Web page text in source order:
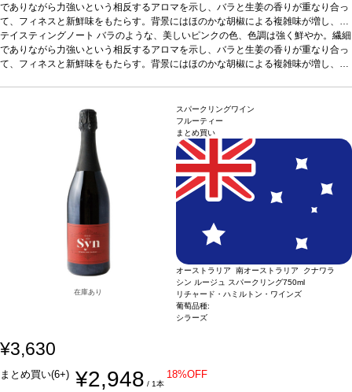
でありながら力強いという相反するアロマを示し、バラと生姜の香りが重なり合っ
て、フィネスと新鮮味をもたらす。背景にはほのかな胡椒による複雑味が増し、嗅
覚を満たす。口に含むと、芳醇な味わい、豊かなアロマがリカーとフレッシュさの
完璧なバランスによって支えられている。花の滑らかな風味はフィニッシュへと続
き、ほのかな胡椒は食事のお供に最適。
合う料理食前酒として。柑橘類や甘酸っぱいエビの前菜、サーモンとタルタルソー
ス、リンゴや卵とアキテーヌのキャビア、甘辛くスパイシーなエビや生魚のアジア
ン料理と好相性。
テイスティングノート バラのような、美しいピンクの色、色調は強く鮮やか。繊細
でありながら力強いという相反するアロマを示し、バラと生姜の香りが重なり合っ
て、フィネスと新鮮味をもたらす。背景にはほのかな胡椒による複雑味が増し、嗅
き、ほのかな胡椒は食事のお供に最適。
グロ・マンサン、コロンバール、ユニ・ブラン
在庫あり
スパークリングワイン
フルーティー
まとめ買い
オーストラリア 南オーストラリア クナワラ
シン ルージュ スパークリング750ml
リチャード・ハミルトン・ワインズ
葡萄品種:
シラーズ
¥3,630
まとめ買い(6+) ¥2,948 / 1本
18%OFF